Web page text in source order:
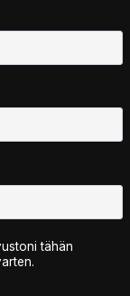
tähän